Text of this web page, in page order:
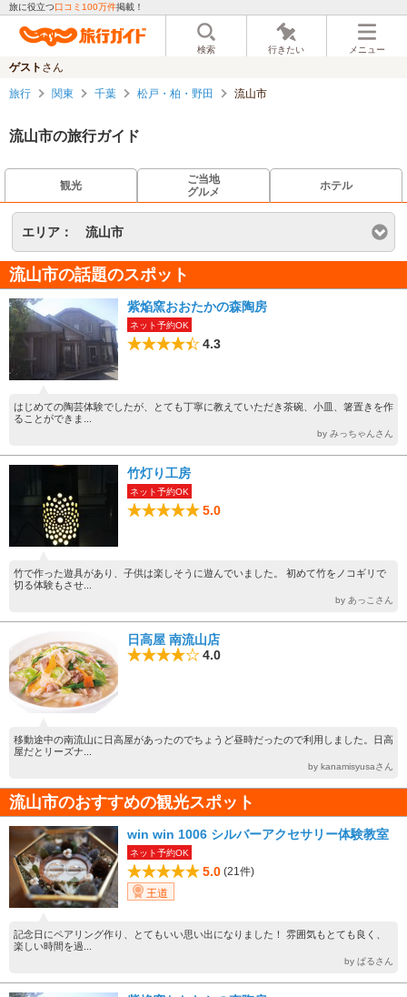
旅に役立つ口コミ100万件掲載！
検索 行きたい メニュー
ゲスト さん
旅行 関東 千葉 松戸・柏・野田 流山市
流山市の旅行ガイド
観光
ご当地
グルメ
ホテル
エリア： 流山市
流山市の話題のスポット
紫焔窯おおたかの森陶房
ネット予約OK
4.3
はじめての陶芸体験でしたが、とても丁寧に教えていただき茶碗、小皿、箸置きを作
ることができま...
by みっちゃんさん
竹灯り工房
ネット予約OK
5.0
竹で作った遊具があり、子供は楽しそうに遊んでいました。 初めて竹をノコギリで
切る体験もさせ...
by あっこさん
日高屋 南流山店
4.0
移動途中の南流山に日高屋があったのでちょうど昼時だったので利用しました。日高
屋だとリーズナ...
by kanamisyusaさん
流山市のおすすめの観光スポット
win win 1006 シルバーアクセサリー体験教室
ネット予約OK
5.0 (21件)
王道
記念日にペアリング作り、とてもいい思い出になりました！ 雰囲気もとても良く、
楽しい時間を過...
by ぱるさん